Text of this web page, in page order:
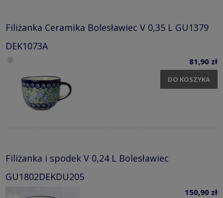
Filiżanka Ceramika Bolesławiec V 0,35 L GU1379
DEK1073A
81,90 zł
DO KOSZYKA
Filiżanka i spodek V 0,24 L Bolesławiec
GU1802DEKDU205
150,90 zł